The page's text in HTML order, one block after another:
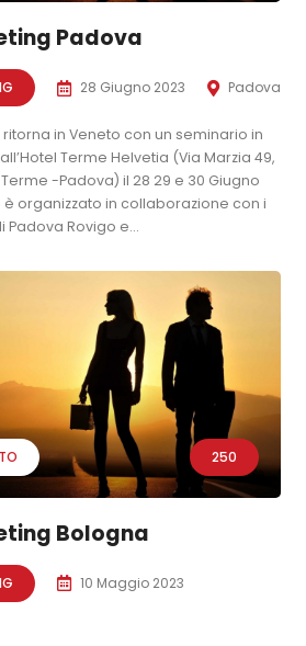
Padova
28 Giugno 2023 Padova
ritorna in Veneto con un seminario in
Terme Helvetia (Via Marzia 49,
-Padova) il 28 29 e 30 Giugno
è organizzato in collaborazione con i
Padova Rovigo e...
250
Bologna
10 Maggio 2023